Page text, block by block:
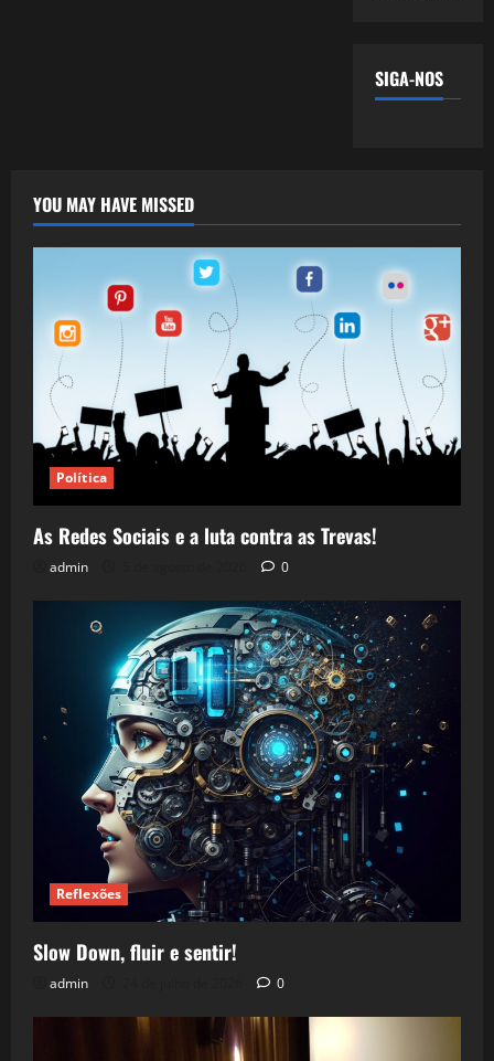
SIGA-NOS
YOU MAY HAVE MISSED
Política
As Redes Sociais e a luta contra as Trevas!
admin 0
Reflexões
Slow Down, fluir e sentir!
admin 0